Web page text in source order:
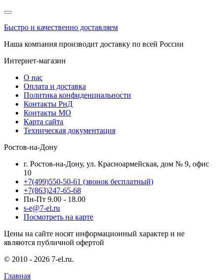
Быстро и качественно доставляем
Наша компания производит доставку по всей России
Интернет-магазин
О нас
Оплата и доставка
Политика конфиденциальности
Контакты РнД
Контакты МО
Карта сайта
Техническая документация
Ростов-на-Дону
г. Ростов-на-Дону, ул. Красноармейская, дом № 9, офис
10
+7(499)550-50-61 (звонок бесплатный)
+7(863)247-65-68
Пн-Пт 9.00 - 18.00
s-e@7-el.ru
Посмотреть на карте
Цены на сайте носят информационный характер и не
являются публичной офертой
© 2010 - 2026 7-el.ru.
Главная